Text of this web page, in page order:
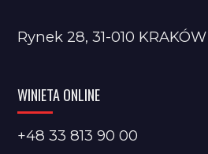
Rynek 28, 31-010 KRAKÓW
WINIETA ONLINE
+48 33 813 90 00